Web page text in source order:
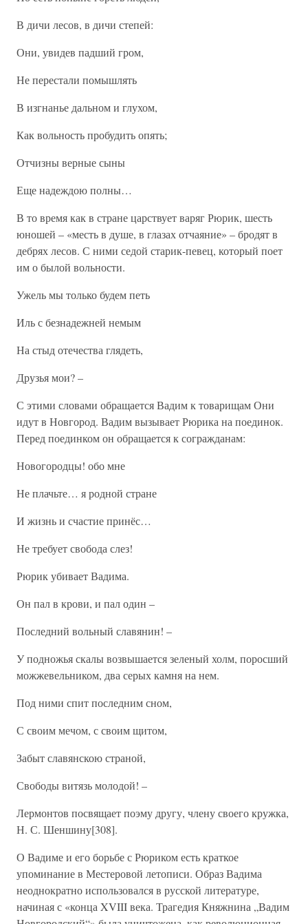
В дичи лесов, в дичи степей:
Они, увидев падший гром,
Не перестали помышлять
В изгнанье дальном и глухом,
Как вольность пробудить опять;
Отчизны верные сыны
Еще надеждою полны…
В то время как в стране царствует варяг Рюрик, шесть
юношей – «месть в душе, в глазах отчаяние» – бродят в
дебрях лесов. С ними седой старик-певец, который поет
им о былой вольности.
Ужель мы только будем петь
Иль с безнадежней немым
На стыд отечества глядеть,
Друзья мои? –
С этими словами обращается Вадим к товарищам Они
идут в Новгород. Вадим вызывает Рюрика на поединок.
Перед поединком он обращается к согражданам:
Новогородцы! обо мне
Не плачьте… я родной стране
И жизнь и счастие принёс…
Не требует свобода слез!
Рюрик убивает Вадима.
Он пал в крови, и пал один –
Последний вольный славянин! –
У подножья скалы возвышается зеленый холм, поросший
можжевельником, два серых камня на нем.
Под ними спит последним сном,
С своим мечом, с своим щитом,
Забыт славянскою страной,
Свободы витязь молодой! –
Лермонтов посвящает поэму другу, члену своего кружка,
Н. С. Шеншину[308].
О Вадиме и его борьбе с Рюриком есть краткое
упоминание в Местеровой летописи. Образ Вадима
неоднократно использовался в русской литературе,
начиная с «конца XVIII века. Трагедия Княжнина „Вадим